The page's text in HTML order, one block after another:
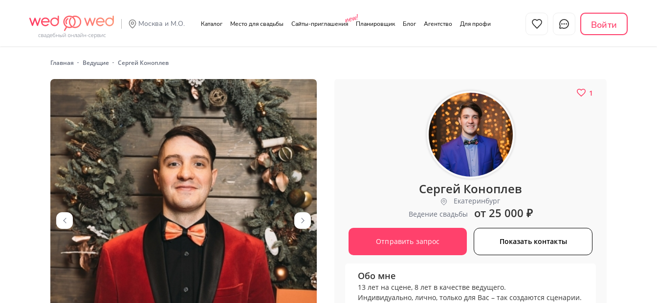
Москва и М.О. Войти
Каталог Место для свадьбы Сайты-приглашения Планировщик Блог Агентство Для профи
Главная Ведущие Сергей Коноплев
1
Сергей Коноплев
Екатеринбург
Ведение свадьбы
от 25 000 ₽
Отправить запрос Показать контакты
Обо мне
13 лет на сцене, 8 лет в качестве ведущего.
Индивидуально, лично, только для Вас – так создаются сценарии.